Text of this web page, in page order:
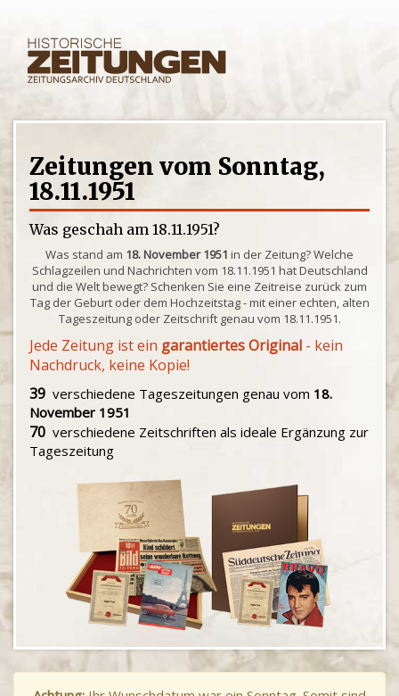
Zeitungen vom Sonntag,
18.11.1951
Was geschah am 18.11.1951?
Was stand am 18. November 1951 in der Zeitung? Welche
Schlagzeilen und Nachrichten vom 18.11.1951 hat Deutschland
und die Welt bewegt? Schenken Sie eine Zeitreise zurück zum
Tag der Geburt oder dem Hochzeitstag - mit einer echten, alten
Tageszeitung oder Zeitschrift genau vom 18.11.1951.
Jede Zeitung ist ein garantiertes Original - kein
Nachdruck, keine Kopie!
39 verschiedene Tageszeitungen genau vom 18.
November 1951
70 verschiedene Zeitschriften als ideale Ergänzung zur
Tageszeitung